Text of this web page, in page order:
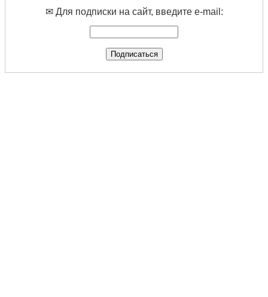
✉ Для подписки на сайт, введите e-mail: